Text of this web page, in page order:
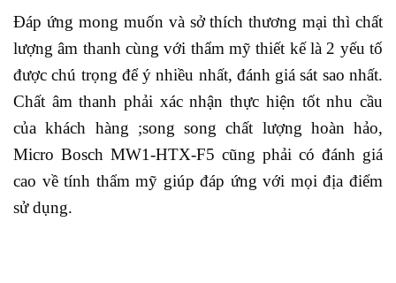
Đáp ứng mong muốn và sở thích thương mại thì chất
lượng âm thanh cùng với thẩm mỹ thiết kế là 2 yếu tố
được chú trọng để ý nhiều nhất, đánh giá sát sao nhất.
Chất âm thanh phải xác nhận thực hiện tốt nhu cầu
của khách hàng ;song song chất lượng hoàn hảo,
Micro Bosch MW1-HTX-F5 cũng phải có đánh giá
cao về tính thẩm mỹ giúp đáp ứng với mọi địa điểm
sử dụng.